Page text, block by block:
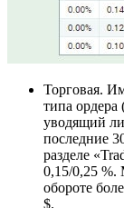
Торговая.
типа ордера
уводящий
последние
разделе
0,15/0,25 %.
обороте
$.